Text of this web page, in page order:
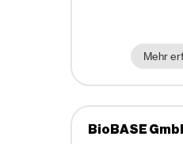
Mehr
BioBASE